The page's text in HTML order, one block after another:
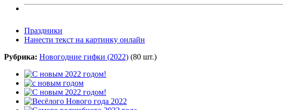
Праздники
Нанести текст на картинку онлайн
Рубрика: Новогодние гифки (2022) (80 шт.)